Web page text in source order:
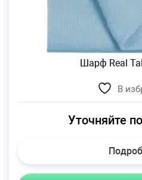
Шарф Real
В
Уточняйте